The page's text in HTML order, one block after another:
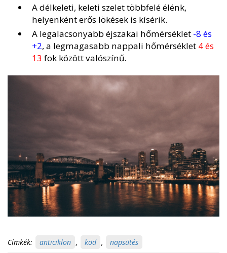
A délkeleti, keleti szelet többfelé élénk,
helyenként erős lökések is kísérik.
A legalacsonyabb éjszakai hőmérséklet -8 és
+2, a legmagasabb nappali hőmérséklet 4 és
13 fok között valószínű.
Címkék: anticiklon , köd , napsütés